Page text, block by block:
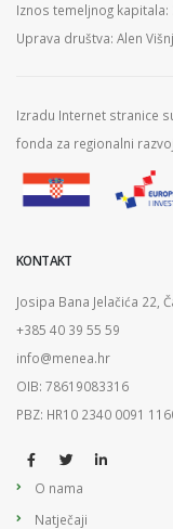
Iznos temeljnog
Uprava društva: Alen
Izradu Internet stranice
fonda za regionalni
KONTAKT
Josipa Bana Jelačića 22,
+385 40 39 55 59
info@menea.hr
OIB: 78619083316
PBZ: HR10 2340 0091
O nama
Natječaji